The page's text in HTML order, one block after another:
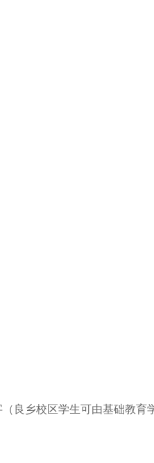
良乡校区学生可由基础教育